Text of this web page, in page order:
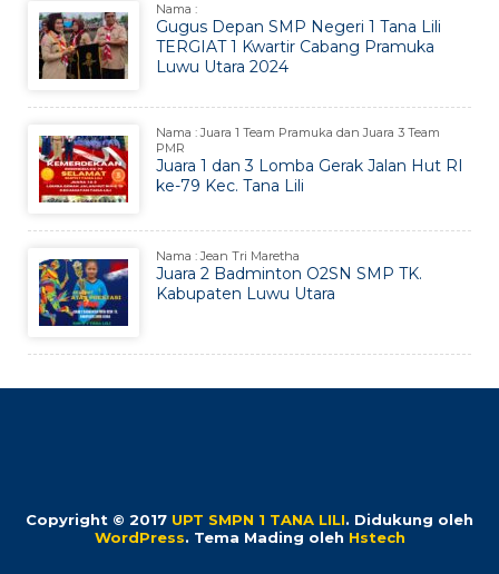
Nama :
Gugus Depan SMP Negeri 1 Tana Lili
TERGIAT 1 Kwartir Cabang Pramuka
Luwu Utara 2024
Nama : Juara 1 Team Pramuka dan Juara 3 Team
PMR
Juara 1 dan 3 Lomba Gerak Jalan Hut RI
ke-79 Kec. Tana Lili
Nama : Jean Tri Maretha
Juara 2 Badminton O2SN SMP TK.
Kabupaten Luwu Utara
Copyright © 2017 UPT SMPN 1 TANA LILI. Didukung oleh
WordPress. Tema Mading oleh Hstech